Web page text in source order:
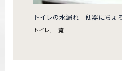
トイレの水漏れ 便器にちょ
トイレ ,一覧